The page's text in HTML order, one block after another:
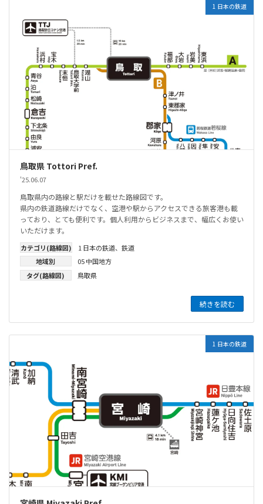
1 日本の鉄道
鳥取県 Tottori Pref.
'25.06.07
鳥取県内の路線と駅だけを載せた路線図です。
県内の鉄道路線だけでなく、空港や駅からアクセスできる旅客港も載
っており、とても便利です。個人利用からビジネスまで、幅広くお使い
いただけます。
カテゴリ(路線図) 1 日本の鉄道、 鉄道
地域別
05 中国地方
タグ(路線図)
鳥取県
続きを読む
1 日本の鉄道